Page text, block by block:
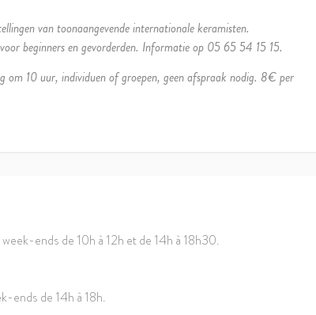
van toonaangevende internationale keramisten.
beginners en gevorderden. Informatie op 05 65 54 15 15.
10 uur, individuen of groepen, geen afspraak nodig. 8€ per
ends de 10h à 12h et de 14h à 18h30.
ends de 14h à 18h.